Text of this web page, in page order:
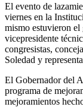
El evento de
viernes en la
mismo estuvieron
vicepresidente
congresistas,
Soledad y
El Gobernador del
programa de
mejoramientos